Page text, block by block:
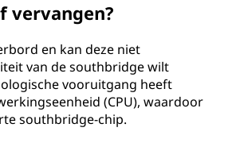
vervangen?
en kan deze niet
van de southbridge wilt
vooruitgang heeft
(CPU), waardoor
southbridge-chip.